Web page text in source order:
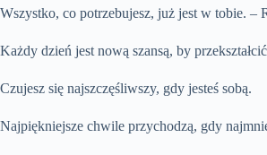
Wszystko, co potrzebujesz, już jest w tobie. –
Każdy dzień jest nową szansą, by
Czujesz się najszczęśliwszy, gdy jesteś sobą.
Najpiękniejsze chwile przychodzą, gdy